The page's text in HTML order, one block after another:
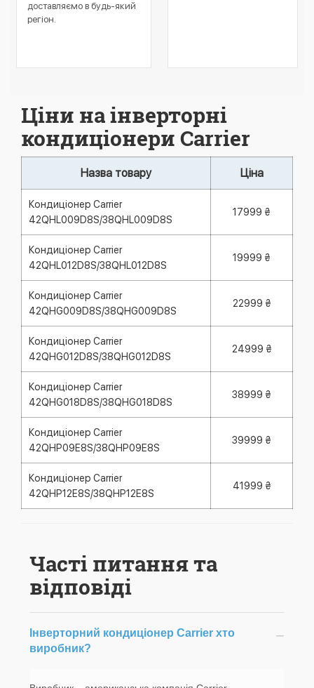
доставляємо в будь-який
регіон.
Ціни на інверторні
кондиціонери Carrier
Назва товару Ціна
Кондиціонер Carrier
42QHL009D8S/38QHL009D8S
17999 ₴
Кондиціонер Carrier
42QHL012D8S/38QHL012D8S
19999 ₴
Кондиціонер Carrier
42QHG009D8S/38QHG009D8S
22999 ₴
Кондиціонер Carrier
42QHG012D8S/38QHG012D8S
24999 ₴
Кондиціонер Carrier
42QHG018D8S/38QHG018D8S
38999 ₴
Кондиціонер Carrier
42QHP09E8S/38QHP09E8S
39999 ₴
Кондиціонер Carrier
42QHP12E8S/38QHP12E8S
41999 ₴
Часті питання та
відповіді
Інверторний кондиціонер Carrier хто
виробник?
−